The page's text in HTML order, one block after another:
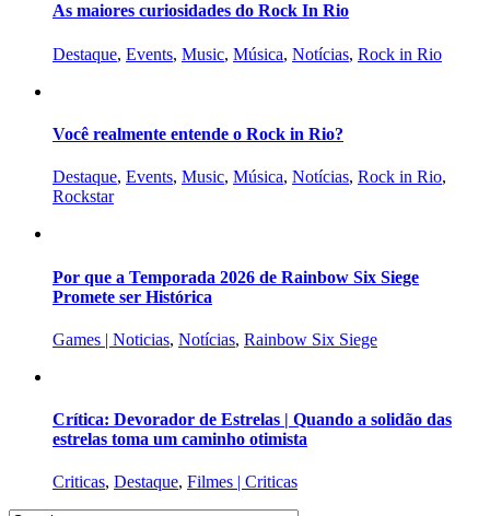
As maiores curiosidades do Rock In Rio
Destaque, Events, Music, Música, Notícias, Rock in Rio
Você realmente entende o Rock in Rio?
Destaque, Events, Music, Música, Notícias, Rock in Rio,
Rockstar
Por que a Temporada 2026 de Rainbow Six Siege
Promete ser Histórica
Games | Noticias, Notícias, Rainbow Six Siege
Crítica: Devorador de Estrelas | Quando a solidão das
estrelas toma um caminho otimista
Criticas, Destaque, Filmes | Criticas